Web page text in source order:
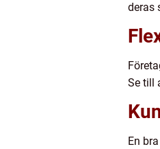
deras
Se till
En